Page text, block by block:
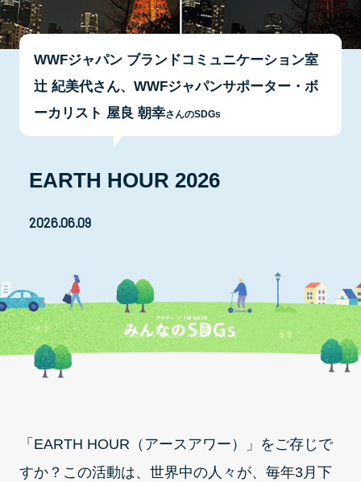
WWFジャパン ブランドコミュニケーション室
辻 紀美代さん、WWFジャパンサポーター・ボ
ーカリスト 屋良 朝幸さんのSDGs
EARTH HOUR 2026
2026.06.09
「EARTH HOUR（アースアワー）」をご存じで
すか？この活動は、世界中の人々が、毎年3月下